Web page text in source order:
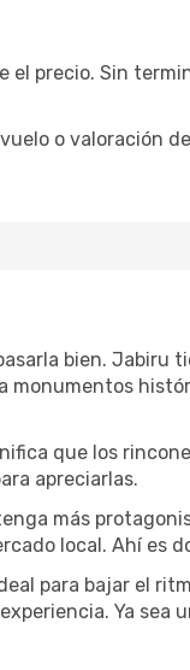
precio. Sin
o valoración
bien. Jabiru
monumentos
que los
apreciarlas.
más
local. Ahí es
para bajar el
Ya sea